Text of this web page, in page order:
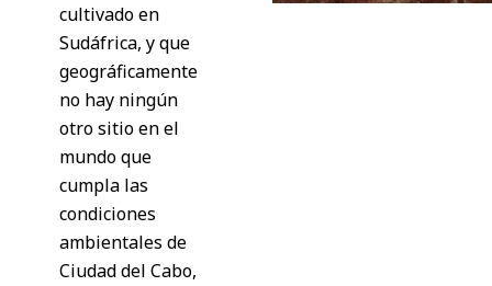
cultivado en
Sudáfrica, y que
geográficamente
no hay ningún
otro sitio en el
mundo que
cumpla las
condiciones
ambientales de
Ciudad del Cabo,